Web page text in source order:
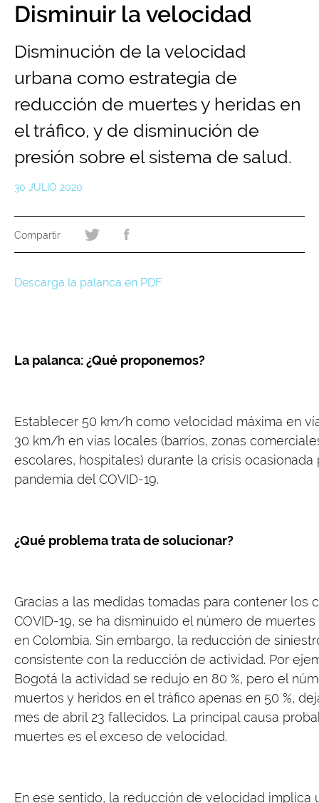
Disminuir la velocidad
Disminución de la velocidad
urbana como estrategia de
reducción de muertes y heridas en
el tráfico, y de disminución de
presión sobre el sistema de salud.
30 JULIO 2020
Descarga la palanca en PDF
La palanca: ¿Qué proponemos?
Establecer 50 km/h como velocidad máxima en
30 km/h en vías locales (barrios, zonas
escolares, hospitales) durante la crisis ocasionada
pandemia del COVID-19.
¿Qué problema trata de solucionar?
Gracias a las medidas tomadas para contener los
COVID-19, se ha disminuido el número de
en Colombia. Sin embargo, la reducción de
consistente con la reducción de actividad. Por
Bogotá la actividad se redujo en 80 %, pero el
muertos y heridos en el tráfico apenas en 50 %,
mes de abril 23 fallecidos. La principal causa
muertes es el exceso de velocidad.
En ese sentido, la reducción de velocidad implica